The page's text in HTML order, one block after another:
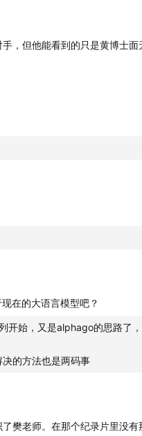
同身受。相比于钻研冷冰
们人类来说，更多了几分
机大战以后，引发了无限
后面的精彩故事，实在太
。
bmchsl
，但他能看到的只是黄博士面
在的大语言模型吧？
开始，又是alphago的思路了
的方法也是两码事
樊老师。在那个纪录片里没有